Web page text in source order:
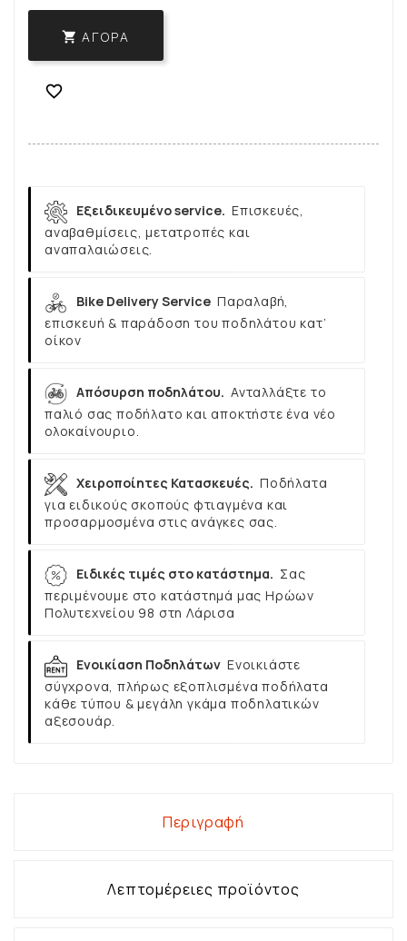
 ΑΓΟΡΆ

Εξειδικευμένο service. Επισκευές,
αναβαθμίσεις, μετατροπές και
αναπαλαιώσεις.
Bike Delivery Service Παραλαβή,
επισκευή & παράδοση του ποδηλάτου κατ’
οίκον
Απόσυρση ποδηλάτου. Ανταλλάξτε το
παλιό σας ποδήλατο και αποκτήστε ένα νέο
ολοκαίνουριο.
Χειροποίητες Κατασκευές. Ποδήλατα
για ειδικούς σκοπούς φτιαγμένα και
προσαρμοσμένα στις ανάγκες σας.
Ειδικές τιμές στο κατάστημα. Σας
περιμένουμε στο κατάστημά μας Ηρώων
Πολυτεχνείου 98 στη Λάρισα
Ενοικίαση Ποδηλάτων Ενοικιάστε
σύγχρονα, πλήρως εξοπλισμένα ποδήλατα
κάθε τύπου & μεγάλη γκάμα ποδηλατικών
αξεσουάρ.
Περιγραφή
Λεπτομέρειες προϊόντος